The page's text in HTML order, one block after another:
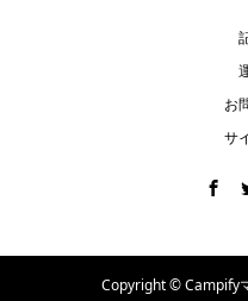
お
サ
Copyright ©Campify